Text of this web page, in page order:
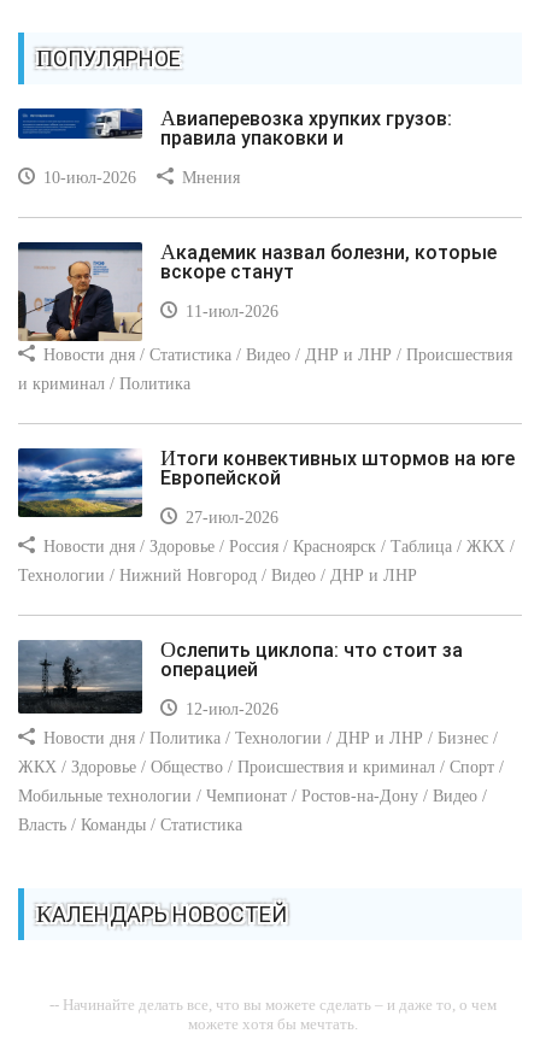
ПОПУЛЯРНОЕ
Авиаперевозка хрупких грузов:
правила упаковки и
10-июл-2026 Мнения
Академик назвал болезни, которые
вскоре станут
11-июл-2026
Новости дня / Статистика / Видео / ДНР и ЛНР / Происшествия
и криминал / Политика
Итоги конвективных штормов на юге
Европейской
27-июл-2026
Новости дня / Здоровье / Россия / Красноярск / Таблица / ЖКХ /
Технологии / Нижний Новгород / Видео / ДНР и ЛНР
Ослепить циклопа: что стоит за
операцией
12-июл-2026
Новости дня / Политика / Технологии / ДНР и ЛНР / Бизнес /
ЖКХ / Здоровье / Общество / Происшествия и криминал / Спорт /
Мобильные технологии / Чемпионат / Ростов-на-Дону / Видео /
Власть / Команды / Статистика
КАЛЕНДАРЬ НОВОСТЕЙ
-- Начинайте делать все, что вы можете сделать – и даже то, о чем
можете хотя бы мечтать.